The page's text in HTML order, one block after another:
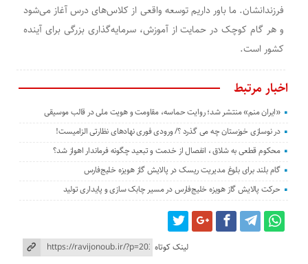
فرزندانشان. ما باور داریم توسعه واقعی از کلاس‌های درس آغاز می‌شود
و هر گام کوچک در حمایت از آموزش، سرمایه‌گذاری بزرگی برای آینده
کشور است.
اخبار مرتبط
«ایران منم» منتشر شد؛ روایت حماسه، مقاومت و هویت ملی در قالب موسیقی
در نوسازی خوزستان چه می گذرد ؟/ ورودی فوری نهادهای نظارتی الزامیست!
محکوم قطعی به شلاق ، انفصال از خدمت و تبعید چگونه فرماندار اهواز شد؟
گام بلند برای بلوغ مدیریت ریسک در پالایش گاز هویزه خلیج‌فارس
حرکت پالایش گاز هویزه خلیج‌فارس در مسیر چابک سازی و پایداری تولید
لینک کوتاه